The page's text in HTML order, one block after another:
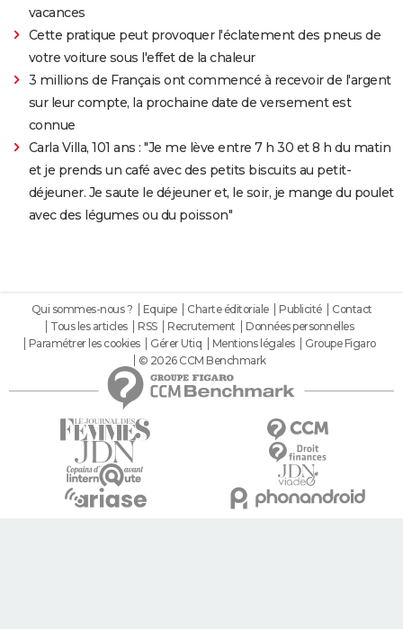
vacances
Cette pratique peut provoquer l'éclatement des pneus de
votre voiture sous l'effet de la chaleur
3 millions de Français ont commencé à recevoir de l'argent
sur leur compte, la prochaine date de versement est
connue
Carla Villa, 101 ans : "Je me lève entre 7 h 30 et 8 h du matin
et je prends un café avec des petits biscuits au petit-
déjeuner. Je saute le déjeuner et, le soir, je mange du poulet
avec des légumes ou du poisson"
Qui sommes-nous ? Equipe Charte éditoriale Publicité
Contact
Tous les articles
RSS Recrutement
Données personnelles
Paramétrer les cookies
Gérer Utiq Mentions légales
Groupe Figaro
© 2026 CCM Benchmark